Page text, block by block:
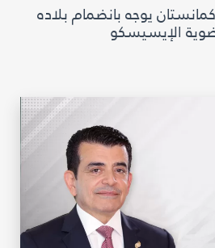
للإيسيسكو
يوجه بانضمام بلاده
الإيسيسكو